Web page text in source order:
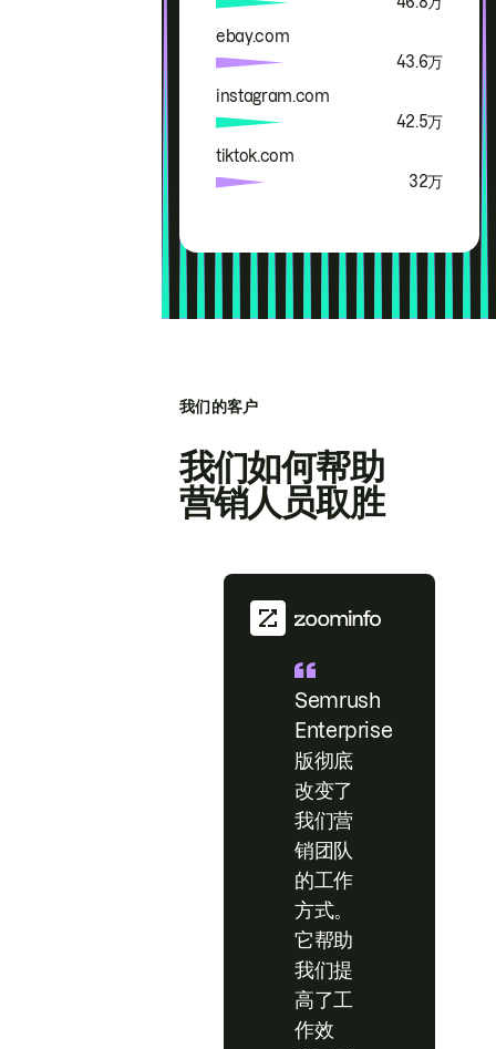
ebay.com
43.6万
instagram.com
42.5万
tiktok.com
32万
我们的客户
我们如何帮助
营销人员取胜
Semrush
Enterprise
版彻底
改变了
我们营
销团队
的工作
方式。
它帮助
我们提
高了工
作效